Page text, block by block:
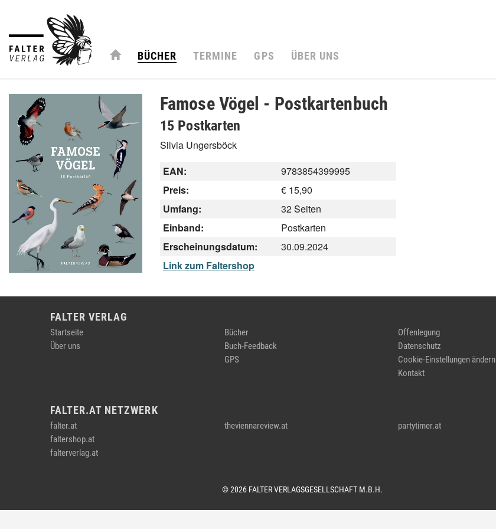
BÜCHER TERMINE GPS ÜBER UNS
Famose Vögel - Postkartenbuch
15 Postkarten
Silvia Ungersböck
EAN:
9783854399995
Preis:
€ 15,90
Umfang:
32 Seiten
Einband:
Postkarten
Erscheinungsdatum:
30.09.2024
Link zum Faltershop
FALTER VERLAG
Startseite
Über uns
Bücher
Buch-Feedback
GPS
Offenlegung
Datenschutz
Cookie-Einstellungen ändern
Kontakt
FALTER.AT NETZWERK
falter.at
faltershop.at
falterverlag.at
theviennareview.at partytimer.at
© 2026 FALTER VERLAGSGESELLSCHAFT M.B.H.